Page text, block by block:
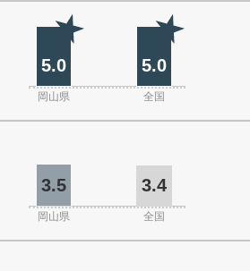
5.0 5.0
岡山県 全国
3.5 3.4
岡山県 全国